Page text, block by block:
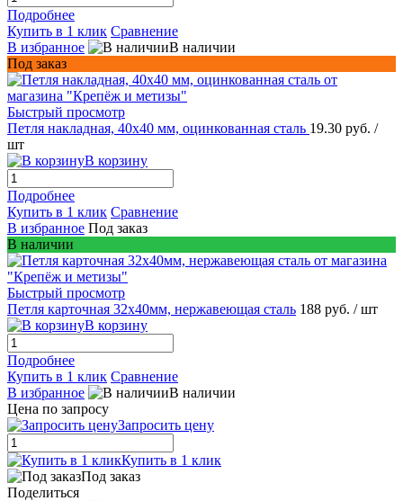
Подробнее
Купить в 1 клик Сравнение
В избранное
В наличии
Под заказ
Быстрый просмотр
Петля накладная, 40х40 мм, оцинкованная сталь 19.30 руб. /
шт
В корзину
Подробнее
Купить в 1 клик Сравнение
В избранное Под заказ
В наличии
Быстрый просмотр
Петля карточная 32х40мм, нержавеющая сталь 188 руб. / шт
В корзину
Подробнее
Купить в 1 клик Сравнение
В избранное
В наличии
Цена по запросу
Запросить цену
Купить в 1 клик
Под заказ
Поделиться